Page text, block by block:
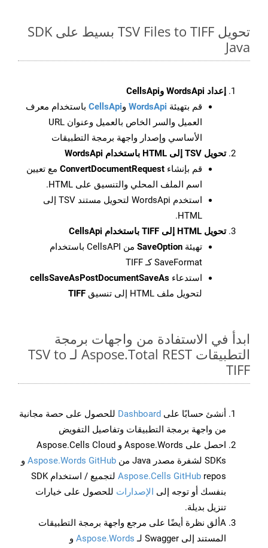
تحويل TSV Files to TIFF بسيط على SDK
Java
إعداد WordsApi وCellsApi
قم بتهيئة WordsApi وCellsApi باستخدام معرف
العميل والسر الخاص بالعميل وعنوان URL
الأساسي وإصدار واجهة برمجة التطبيقات
تحويل TSV إلى HTML باستخدام WordsApi
قم بإنشاء ConvertDocumentRequest مع تعيين
اسم الملف المحلي والتنسيق على HTML.
استخدم WordsApi لتحويل مستند TSV إلى
HTML.
تحويل HTML إلى TIFF باستخدام CellsApi
تهيئة SaveOption
من CellsAPI باستخدام
SaveFormat كـ TIFF
استدعاء cellsSaveAsPostDocumentSaveAs
لتحويل ملف HTML إلى تنسيق
TIFF
ابدأ في الاستفادة من واجهات برمجة
التطبيقات Aspose.Total REST لـ TSV to
TIFF
أنشئ حسابًا على Dashboard للحصول على حصة مجانية
من واجهة برمجة التطبيقات وتفاصيل التفويض
احصل على Aspose.Words و Aspose.Cells Cloud
SDKs لشفرة مصدر Java من
Aspose.Words GitHub و
Aspose.Cells GitHub
repos لتجميع / استخدام SDK
بنفسك أو توجه إلى الإصدارات للحصول على خيارات
تنزيل بديلة.
Aألق نظرة أيضًا على مرجع واجهة برمجة التطبيقات
المستند إلى Swagger لـ
Aspose.Words و